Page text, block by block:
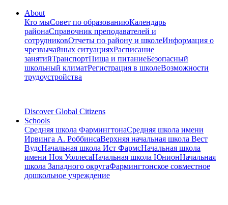
About
Кто мыСовет по образованиюКалендарь
районаСправочник преподавателей и
сотрудниковОтчеты по району и школеИнформация о
чрезвычайных ситуацияхРасписание
занятийТранспортПища и питаниеБезопасный
школьный климатРегистрация в школеВозможности
трудоустройства
Discover Global Citizens
Schools
Средняя школа ФармингтонаСредняя школа имени
Ирвинга А. РоббинсаВерхняя начальная школа Вест
ВудсНачальная школа Ист ФармсНачальная школа
имени Ноя УоллесаНачальная школа ЮнионНачальная
школа Западного округаФармингтонское совместное
дошкольное учреждение